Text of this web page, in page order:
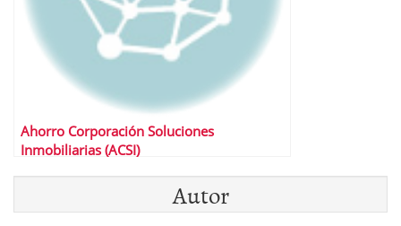
Ahorro Corporación Soluciones
Inmobiliarias (ACSI)
Autor